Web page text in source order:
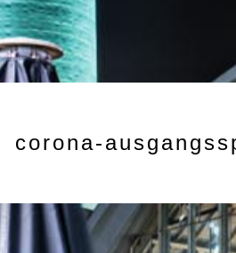
corona-